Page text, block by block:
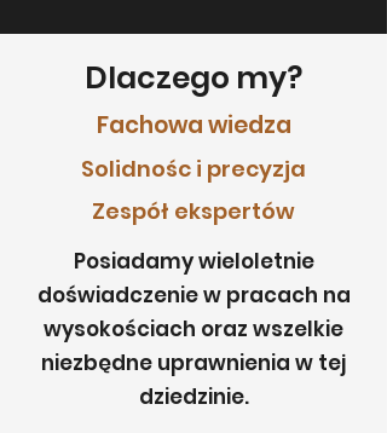
Dlaczego my?
Fachowa wiedza
Solidnośc i precyzja
Zespół ekspertów
Posiadamy wieloletnie
doświadczenie w pracach na
wysokościach oraz wszelkie
niezbędne uprawnienia w tej
dziedzinie.